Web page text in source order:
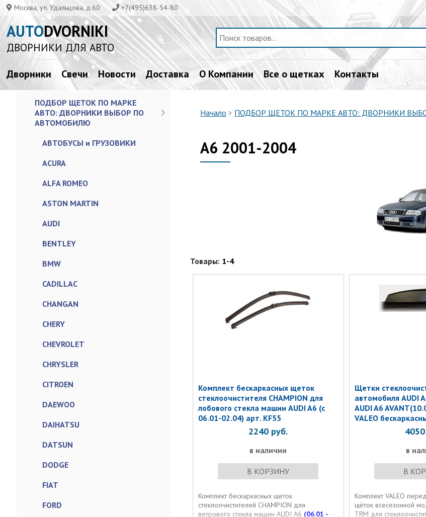
Москва, ул. Удальцова, д.60 +7(495)638-54-80
AUTODVORNIKI
ДВОРНИКИ ДЛЯ АВТО
Дворники Свечи Новости Доставка О Компании Все о щетках Контакты
ПОДБОР ЩЕТОК ПО МАРКЕ
АВТО: ДВОРНИКИ ВЫБОР ПО
АВТОМОБИЛЮ
АВТОБУСЫ и ГРУЗОВИКИ
ACURA
ALFA ROMEO
ASTON MARTIN
AUDI
BENTLEY
BMW
CADILLAC
CHANGAN
CHERY
CHEVROLET
CHRYSLER
CITROEN
DAEWOO
DAIHATSU
DATSUN
DODGE
FIAT
FORD
Начало > ПОДБОР ЩЕТОК ПО МАРКЕ АВТО: ДВОРНИКИ
A6 2001-2004
Товары: 1-4
Комплект бескаркасных щеток
стеклоочистителя CHAMPION для
лобового стекла машин AUDI A6 (c
06.01-02.04) арт. KF55
2240 руб.
в наличии
В КОРЗИНУ
Комплект бескаркасных щеток
стеклоочистителей CHAMPION для
ветрового стекла машин AUDI A6 (06.01 -
Щетки
автомобиля AUDI
AUDI A6
VALEO
4050
в
В
Комплект VALEO
щёток всесезонной
TRM для